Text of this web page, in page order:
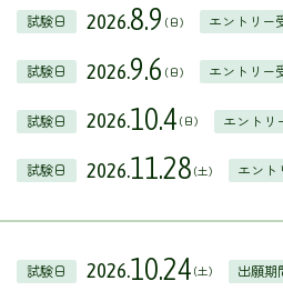
試験日 2026.8.9 （日） エントリー
試験日 2026.9.6 （日） エントリー
試験日 2026.10.4 （日） エントリ
試験日 2026.11.28 （土） エント
試験日 2026.10.24 （土） 出願期